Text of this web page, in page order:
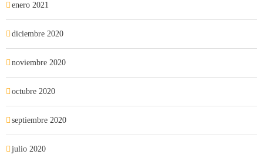
enero 2021
diciembre 2020
noviembre 2020
octubre 2020
septiembre 2020
julio 2020